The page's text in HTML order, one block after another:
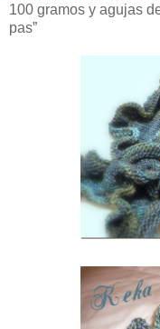
100 gramos y agujas
pas”